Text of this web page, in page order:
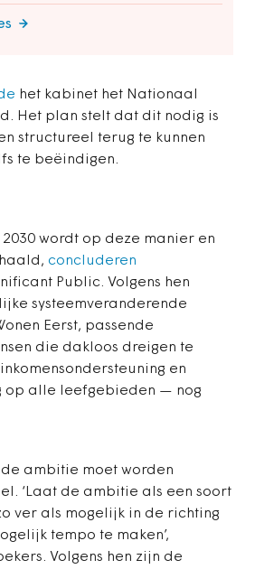
het kabinet het Nationaal
Het plan stelt dat dit nodig is
structureel terug te kunnen
te beëindigen.
wordt op deze manier en
concluderen
Public. Volgens hen
systeemveranderende
Eerst, passende
die dakloos dreigen te
en
op alle leefgebieden — nog
ambitie moet worden
‘Laat de ambitie als een soort
ver als mogelijk in de richting
tempo te maken’,
Volgens hen zijn de